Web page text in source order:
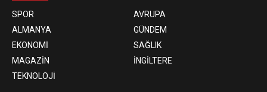
SPOR
AVRUPA
ALMANYA
GÜNDEM
EKONOMİ
SAĞLIK
MAGAZİN
İNGİLTERE
TEKNOLOJİ